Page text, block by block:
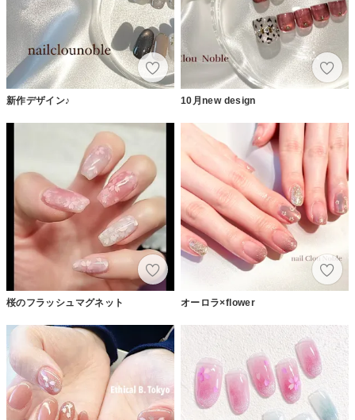
新作デザイン♪ 10月new design
桜のフラッシュマグネット オーロラ×flower